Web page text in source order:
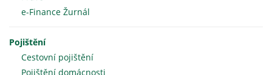
e-Finance Žurnál
Pojištění
Cestovní pojištění
Pojištění domácnosti